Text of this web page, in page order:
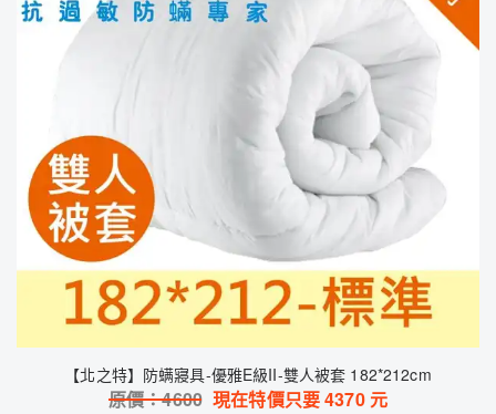
【北之特】防螨寢具-優雅E級II-雙人被套 182*212cm
原價：4600 現在特價只要4370元